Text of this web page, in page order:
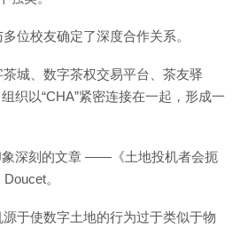
位校友确定了深度合作关系。
城、数字茶权交易平台、茶友驿
织以“CHA”紧密连接在一起，形成一
象深刻的文章 ——《土地投机者会扼
。
于使数字土地的行为过于类似于物